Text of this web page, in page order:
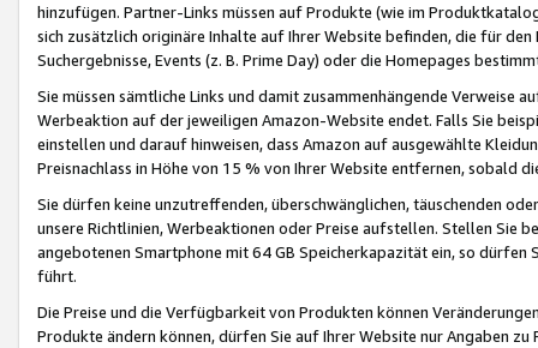
hinzufügen. Partner-Links müssen auf Produkte (wie im
sich zusätzlich originäre Inhalte auf Ihrer Website befinden, die für
Suchergebnisse, Events (z. B. Prime Day) oder die Homepages
Sie müssen sämtliche Links und damit zusammenhängende
Werbeaktion auf der jeweiligen Amazon-Website endet. Falls Sie
einstellen und darauf hinweisen, dass Amazon auf ausgewählte
Preisnachlass in Höhe von 15 % von Ihrer Website entfernen, sobald
Sie dürfen keine unzutreffenden, überschwänglichen, täuschenden
unsere Richtlinien, Werbeaktionen oder Preise aufstellen. Stellen Sie
angebotenen Smartphone mit 64 GB Speicherkapazität ein, so dürfen
führt.
Die Preise und die Verfügbarkeit von Produkten können
Produkte ändern können, dürfen Sie auf Ihrer Website nur Angaben